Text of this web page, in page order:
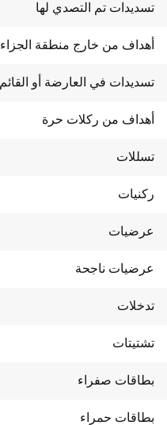
تسديدات تم التصدي لها
أهداف من خارج منطقة الجزاء
تسديدات في العارضة أو القائم
أهداف من ركلات حرة
تسللات
ركنيات
عرضيات
عرضيات ناجحة
تدخلات
تشتيتات
بطاقات صفراء
بطاقات حمراء